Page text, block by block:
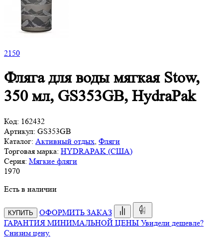
2150
Фляга для воды мягкая Stow,
350 мл, GS353GB, HydraPak
Код: 162432
Артикул: GS353GB
Каталог: Активный отдых Фляги
Торговая марка: HYDRAPAK (США)
Серия: Мягкие фляги
1970
Есть в наличии
КУПИТЬ
ОФОРМИТЬ ЗАКАЗ
ГАРАНТИЯ МИНИМАЛЬНОЙ ЦЕНЫ Увидели дешевле?
Снизим цену.